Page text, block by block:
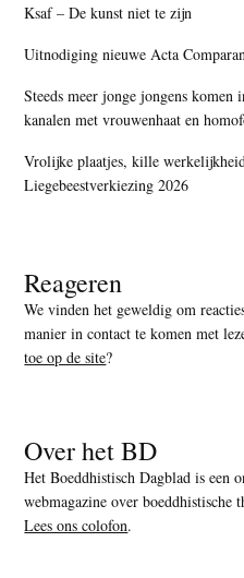
Ksaf – De kunst niet te zijn
Uitnodiging nieuwe Acta
Steeds meer jonge jongens komen
kanalen met vrouwenhaat en
Vrolijke plaatjes, kille
Liegebeestverkiezing 2026
Reageren
We vinden het geweldig om
manier in contact te komen met
toe op de site?
Over het BD
Het Boeddhistisch Dagblad is een
webmagazine over boeddhistische
Lees ons colofon.